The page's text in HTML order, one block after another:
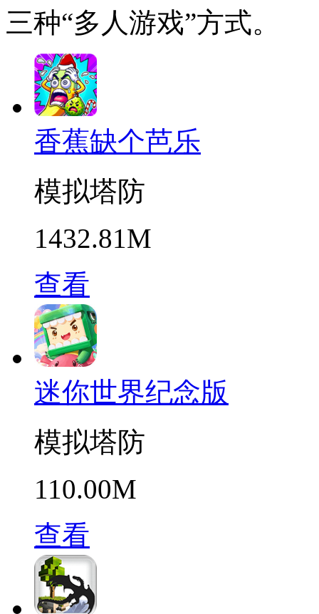
三种“多人游戏”方式。
香蕉缺个芭乐
模拟塔防
1432.81M
查看
迷你世界纪念版
模拟塔防
110.00M
查看